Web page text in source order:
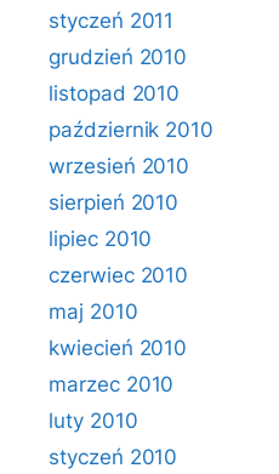
styczeń 2011
grudzień 2010
listopad 2010
październik 2010
wrzesień 2010
sierpień 2010
lipiec 2010
czerwiec 2010
maj 2010
kwiecień 2010
marzec 2010
luty 2010
styczeń 2010